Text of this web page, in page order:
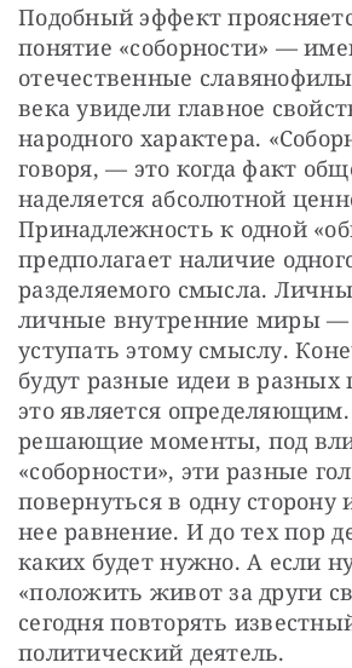
Подобный эффект
понятие «соборности» —
отечественные
века увидели главное
народного характера.
говоря, — это когда факт
наделяется абсолютной
Принадлежность к одной
предполагает наличие
разделяемого смысла.
личные внутренние миры —
уступать этому смыслу.
будут разные идеи в разных
это является
решающие моменты, под
«соборности», эти разные
повернуться в одну сторону
нее равнение. И до тех пор
каких будет нужно. А если
«положить живот за други
сегодня повторять
политический деятель.